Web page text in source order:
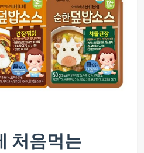
처음먹는